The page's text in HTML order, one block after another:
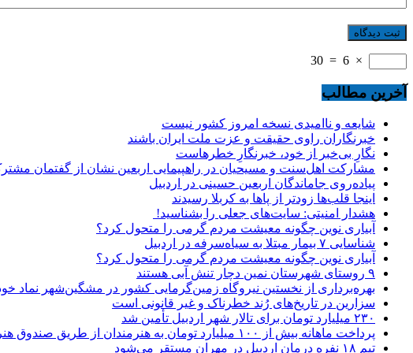
×
6
=
30
آخرین مطالب
شایعه و ناامیدی نسخه امروز کشور نیست
خبرنگاران راوی حقیقت و عزت ملت ایران باشند
نگارِ بی‌خبر از خود، خبرنگارِ خطرهاست
مشارکت اهل‌سنت و مسیحیان در راهپیمایی اربعین نشان از گفتمان
پیاده‌روی جاماندگان اربعین حسینی در اردبیل
اینجا قلب‌ها زودتر از پاها به کربلا رسیدند
هشدار امنیتی: سایت‌های جعلی را بشناسید!
آبیاری نوین چگونه معیشت مردم گرمی را متحول کرد؟
شناسایی ۷ بیمار مبتلا به سیاه‌سرفه در اردبیل
آبیاری نوین چگونه معیشت مردم گرمی را متحول کرد؟
۹ روستای شهرستان نمین دچار تنش آبی هستند
بهره‌برداری از نخستین نیروگاه زمین‌گرمایی کشور در مشگین‌شهر نماد
سزارین در تاریخ‌های رُند خطرناک و غیر قانونی است
۲۳۰ میلیارد تومان برای تالار شهر اردبیل تأمین شد
پرداخت ماهانه بیش از ۱۰۰ میلیارد تومان به هنرمندان از طریق صندوق هنر
تیم ۱۸ نفره درمان اردبیل در مهران مستقر می‌شود